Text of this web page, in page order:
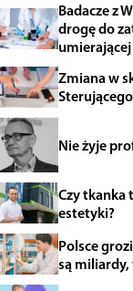
Badacze z
drogę do
Zmiana w
Nie żyje
Czy tkanka
estetyki?
Polsce
są